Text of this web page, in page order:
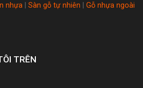
nhựa Sàn gỗ tự nhiên
Gỗ nhựa ngoài
TRÊN